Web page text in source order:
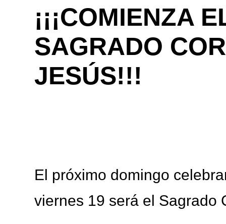
¡¡¡COMIENZA
SAGRADO
JESÚS!!!
El próximo domingo
viernes 19 será el Sagrado